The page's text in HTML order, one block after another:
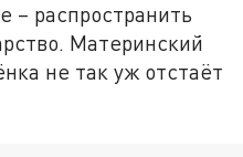
– распространить
Материнский
не так уж отстаёт